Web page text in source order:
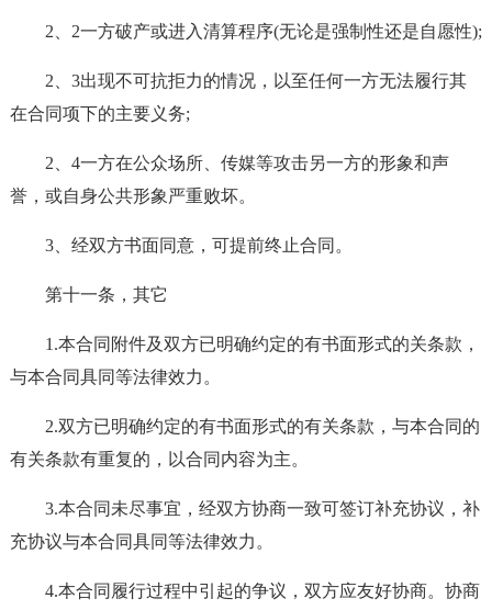
2、2一方破产或进入清算程序(无论是强制性还是自愿性);
2、3出现不可抗拒力的情况，以至任何一方无法履行其
在合同项下的主要义务;
2、4一方在公众场所、传媒等攻击另一方的形象和声
誉，或自身公共形象严重败坏。
3、经双方书面同意，可提前终止合同。
第十一条，其它
1.本合同附件及双方已明确约定的有书面形式的关条款，
与本合同具同等法律效力。
2.双方已明确约定的有书面形式的有关条款，与本合同的
有关条款有重复的，以合同内容为主。
3.本合同未尽事宜，经双方协商一致可签订补充协议，补
充协议与本合同具同等法律效力。
4.本合同履行过程中引起的争议，双方应友好协商。协商